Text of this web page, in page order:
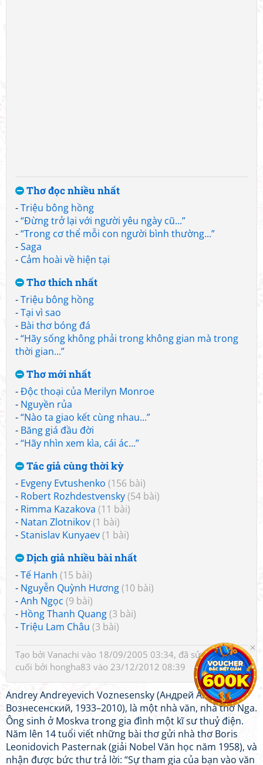
Thơ đọc nhiều nhất
-Triệu bông hồng
-“Đừng trở lại với người yêu ngày cũ...”
-“Trong cơ thể mỗi con người bình thường...”
-Saga
- Cảm hoài về hiện tại
Thơ thích nhất
-Triệu bông hồng
-Tại vì sao
- Bài thơ bóng đá
-“Hãy sống không phải trong không gian mà trong
thời gian...”
Thơ mới nhất
-Độc thoại của Merilyn Monroe
- Nguyền rủa
-“Nào ta giao kết cùng nhau...”
- Băng giá đầu đời
-“Hãy nhìn xem kìa, cái ác...”
Tác giả cùng thời kỳ
- Evgeny Evtushenko (156 bài)
- Robert Rozhdestvensky(54 bài)
- Rimma Kazakova (11 bài)
- Natan Zlotnikov(1 bài)
-Stanislav Kunyaev(1 bài)
Dịch giả nhiều bài nhất
-Tế Hanh (15 bài)
- Nguyễn Quỳnh Hương(10 bài)
-Anh Ngọc (9 bài)
- Hồng Thanh Quang(3 bài)
-Triệu Lam Châu (3 bài)
Tạo bởi Vanachi vào 18/09/2005 03:34, đã sửa 5 lần, lần
cuối bởi hongha83 vào 23/12/2012 08:39
Andrey Andreyevich Voznesensky (Андрей Андреевич
Вознесенский, 1933–2010), là một nhà văn, nhà thơ Nga.
Ông sinh ở Moskva trong gia đình một kĩ sư thuỷ điện.
Năm lên 14 tuổi viết những bài thơ gửi nhà thơ Boris
Leonidovich Pasternak (giải Nobel Văn học năm 1958), và
nhận được bức thư trả lời: “Sự tham gia của bạn vào văn